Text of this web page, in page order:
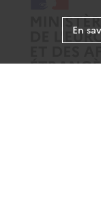
En